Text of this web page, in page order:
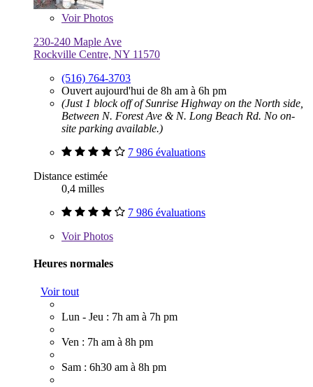
VoirPhotos
230-240 Maple Ave
Rockville Centre, NY 11570
(516) 764-3703
Ouvert aujourd'hui de 8h am à 6h pm
(Just 1 block off of Sunrise Highway on the North side,
Between N. Forest Ave & N. Long Beach Rd. No on-
site parking available.)
7 986 évaluations
Distance estimée
0,4 milles
7 986 évaluations
VoirPhotos
Heures normales
Voir tout
Lun - Jeu : 7h am à 7h pm
Ven : 7h am à 8h pm
Sam : 6h30 am à 8h pm